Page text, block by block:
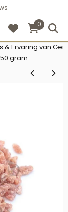
0
& Ervaring van
gram